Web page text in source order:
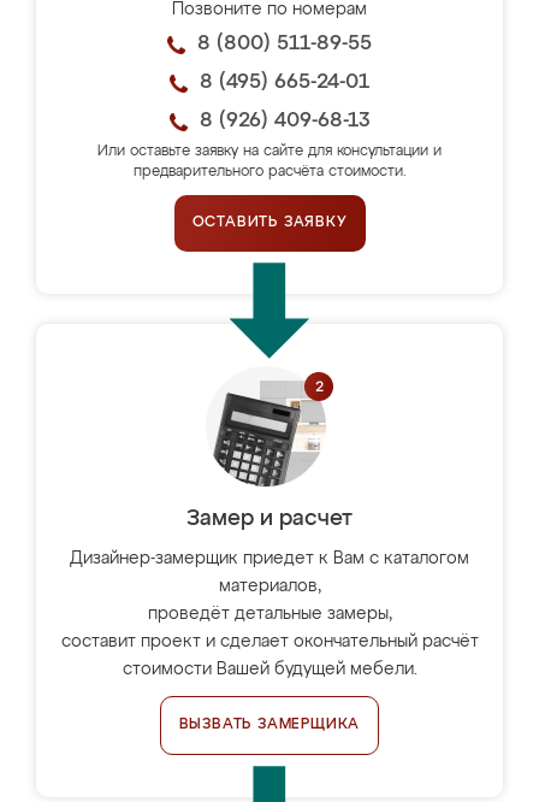
Позвоните по номерам
8 (800) 511-89-55
8 (495) 665-24-01
8 (926) 409-68-13
Или оставьте заявку на сайте для консультации и
предварительного расчёта стоимости.
ОСТАВИТЬ ЗАЯВКУ
Замер и расчет
Дизайнер-замерщик приедет к Вам с каталогом
материалов,
проведёт детальные замеры,
составит проект и сделает окончательный расчёт
стоимости Вашей будущей мебели.
ВЫЗВАТЬ ЗАМЕРЩИКА